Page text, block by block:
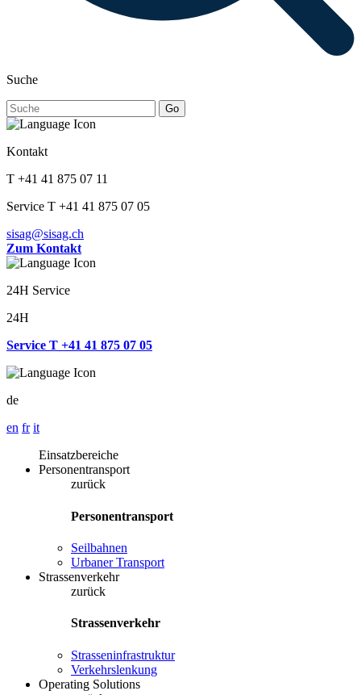
Suche
Go
Kontakt
T +41 41 875 07 11
Service T +41 41 875 07 05
sisag@sisag.ch
Zum Kontakt
24H Service
24H
Service T +41 41 875 07 05
de
en fr it
Einsatzbereiche
Personentransport
zurück
Personentransport
Seilbahnen
Urbaner Transport
Strassenverkehr
zurück
Strassenverkehr
Strasseninfrastruktur
Verkehrslenkung
Operating Solutions